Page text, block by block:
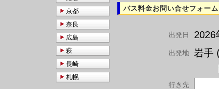
バス料金お問い合せフォーム
出発日 2026
出発地 岩手
行き先
京都
奈良
広島
萩
長崎
札幌